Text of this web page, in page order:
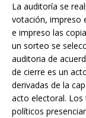
La auditoría se
votación, impreso
e impreso las
un sorteo se
auditoria de
de cierre es un
derivadas de la
acto electoral. Los
políticos